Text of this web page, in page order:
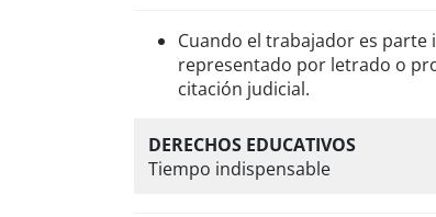
Cuando el trabajador es
representado por letrado o
citación judicial.
DERECHOS EDUCATIVOS
Tiempo indispensable